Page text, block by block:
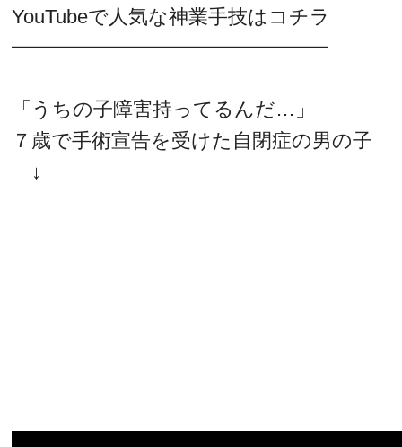
YouTubeで人気な神業手技はコチラ
━━━━━━━━━━━━━━━━
「うちの子障害持ってるんだ…」
７歳で手術宣告を受けた自閉症の男の子
↓